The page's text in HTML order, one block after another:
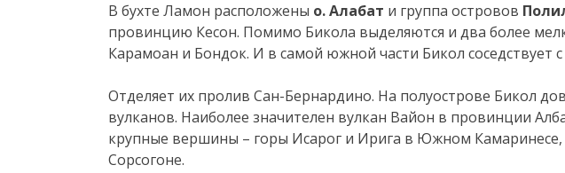
В бухте Ламон расположены о. Алабат и группа островов
провинцию Кесон. Помимо Бикола выделяются и два более
Карамоан и Бондок. И в самой южной части Бикол соседствует с
Отделяет их пролив Сан-Бернардино. На полуострове Бикол
вулканов. Наиболее значителен вулкан Вайон в провинции
крупные вершины – горы Исарог и Ирига в Южном Камаринесе,
Сорсогоне.